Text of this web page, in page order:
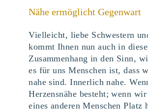
Nähe ermöglicht Gegenwart
Vielleicht, liebe Schwestern
kommt Ihnen nun auch in
Zusammenhang in den Sinn,
es für uns Menschen ist, dass
nahe sind. Innerlich nahe.
Herzensnähe besteht; wenn
eines anderen Menschen Platz